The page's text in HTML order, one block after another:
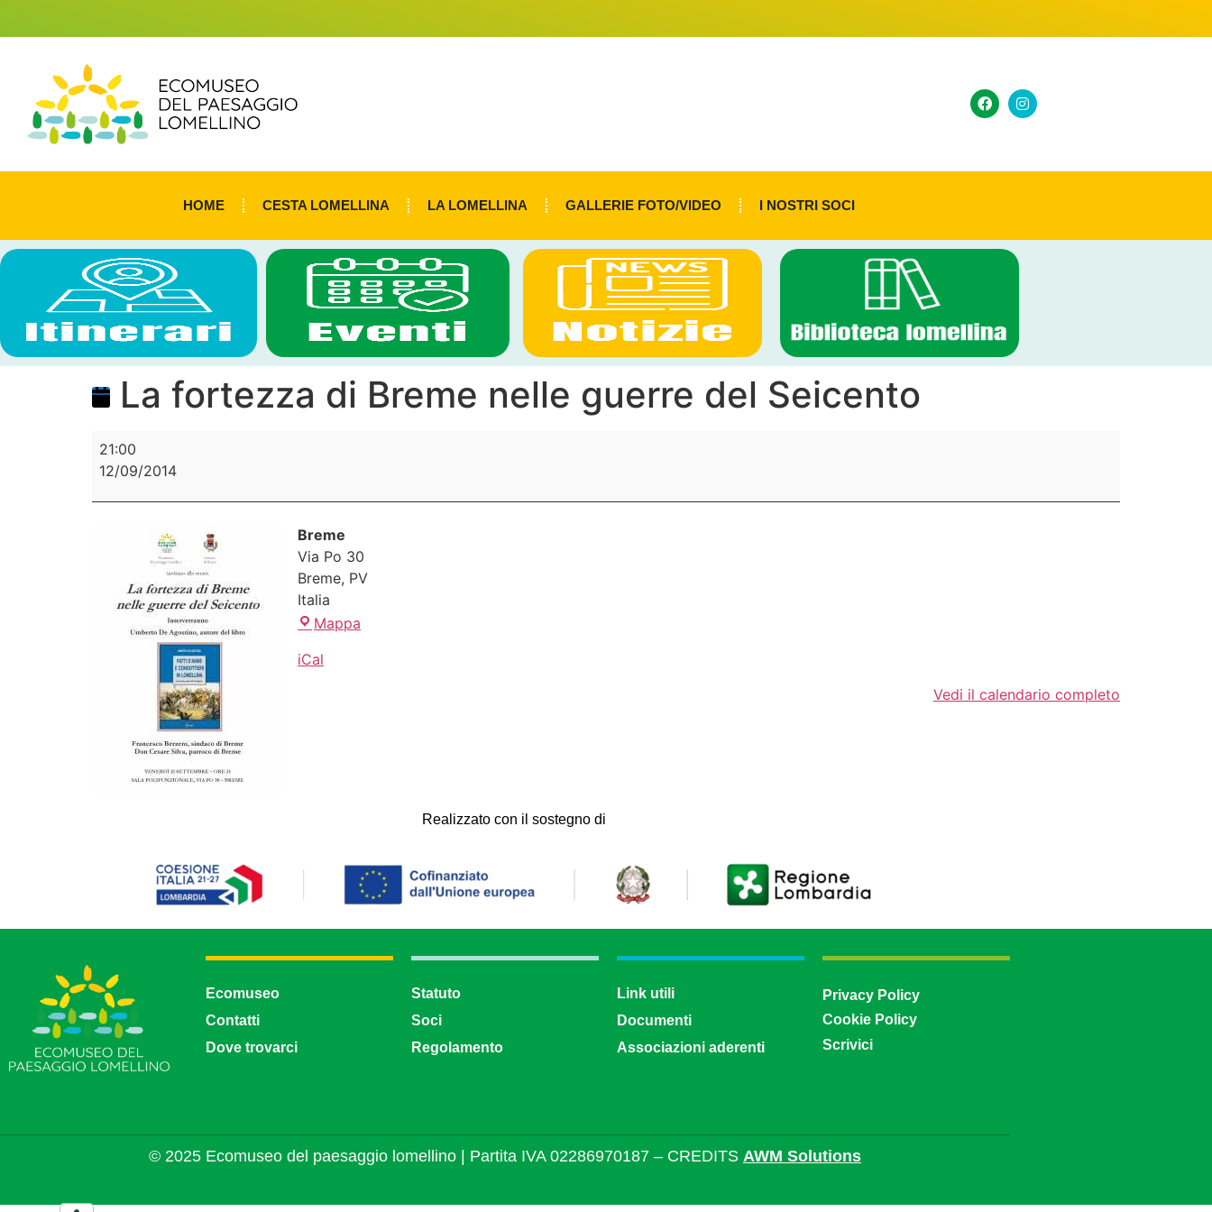
HOME CESTA LOMELLINA LA LOMELLINA GALLERIE FOTO/VIDEO I NOSTRI SOCI
La fortezza di Breme nelle guerre del Seicento
21:00
12/09/2014
Breme
Via Po 30
Breme, PV
Italia
Mappa
iCal
Vedi il calendario completo
Realizzato con il sostegno di
Ecomuseo
Contatti
Dove trovarci
Statuto
Soci
Regolamento
Link utili
Documenti
Associazioni aderenti
Privacy Policy
Cookie Policy
Scrivici
© 2025 Ecomuseo del paesaggio lomellino | Partita IVA 02286970187 – CREDITS AWM Solutions